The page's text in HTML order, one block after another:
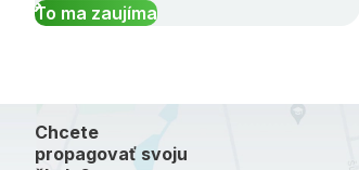
To ma zaujíma
Chcete
propagovať svoju